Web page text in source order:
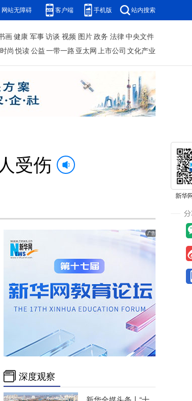
网站无障碍 客户端 手机版 站内搜索
画 健康 军事 访谈 视频 图片 政务 法律 中央文件
时尚 悦读 公益 一带一路 亚太网 上市公司 文化产业
受伤
深度观察